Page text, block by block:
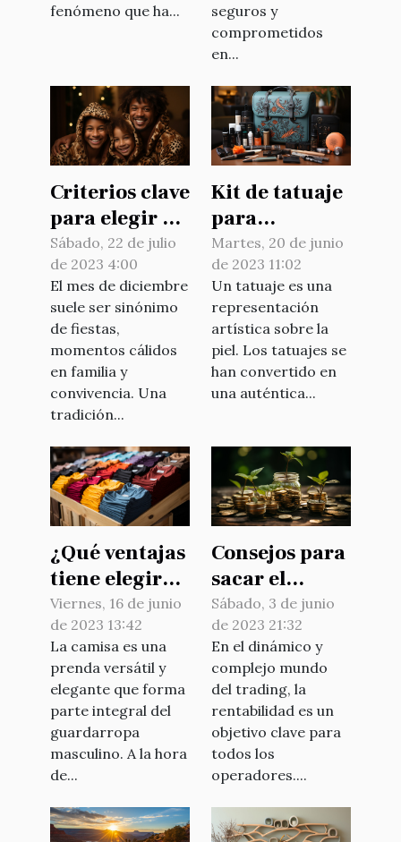
fenómeno que ha...
seguros y
comprometidos
en...
Criterios clave
para elegir el
pijama de
Navidad
Sábado, 22 de julio
de 2023 4:00
El mes de diciembre
suele ser sinónimo
de fiestas,
momentos cálidos
en familia y
convivencia. Una
tradición...
Kit de tatuaje
para
principiantes:
¿cómo elegir
bien ?
Martes, 20 de junio
de 2023 11:02
Un tatuaje es una
representación
artística sobre la
piel. Los tatuajes se
han convertido en
una auténtica...
¿Qué ventajas
tiene elegir
una camiseta
chidomarque
frente a otras
marcas ?
Viernes, 16 de junio
de 2023 13:42
La camisa es una
prenda versátil y
elegante que forma
parte integral del
guardarropa
masculino. A la hora
de...
Consejos para
sacar el
máximo
partido a su
inversión
Sábado, 3 de junio
de 2023 21:32
En el dinámico y
complejo mundo
del trading, la
rentabilidad es un
objetivo clave para
todos los
operadores....